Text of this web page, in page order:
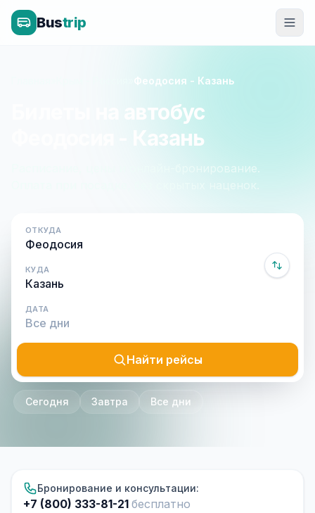
Bustrip
Феодосия - Казань
Билеты на автобус
Феодосия - Казань
Расписание, цены и онлайн-бронирование.
Оплата при посадке, без скрытых наценок.
ОТКУДА
КУДА
ДАТА
Найти рейсы
Сегодня Завтра Все дни
Бронирование и консультации:
+7 (800) 333-81-21 бесплатно